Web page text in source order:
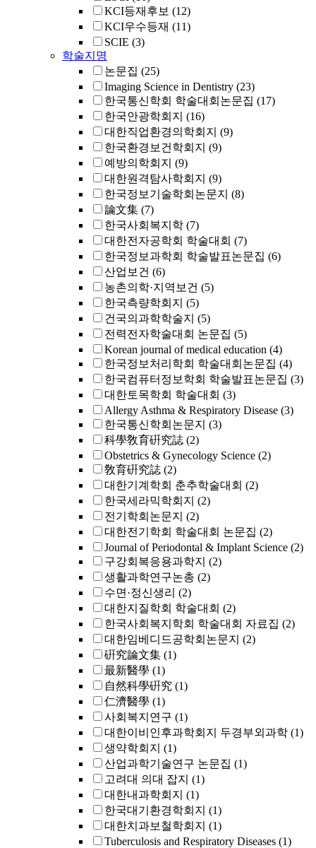
KCI등재후보 (12)
KCI우수등재 (11)
SCIE (3)
학술지명
논문집 (25)
Imaging Science in Dentistry (23)
한국통신학회 학술대회논문집 (17)
한국안광학회지 (16)
대한직업환경의학회지 (9)
한국환경보건학회지 (9)
예방의학회지 (9)
대한원격탐사학회지 (9)
한국정보기술학회논문지 (8)
論文集 (7)
한국사회복지학 (7)
대한전자공학회 학술대회 (7)
한국정보과학회 학술발표논문집 (6)
산업보건 (6)
농촌의학·지역보건 (5)
한국측량학회지 (5)
건국의과학학술지 (5)
전력전자학술대회 논문집 (5)
Korean journal of medical education (4)
한국정보처리학회 학술대회논문집 (4)
한국컴퓨터정보학회 학술발표논문집 (3)
대한토목학회 학술대회 (3)
Allergy Asthma & Respiratory Disease (3)
한국통신학회논문지 (3)
科學敎育硏究誌 (2)
Obstetrics & Gynecology Science (2)
敎育硏究誌 (2)
대한기계학회 춘추학술대회 (2)
한국세라믹학회지 (2)
전기학회논문지 (2)
대한전기학회 학술대회 논문집 (2)
Journal of Periodontal & Implant Science (2)
구강회복응용과학지 (2)
생활과학연구논총 (2)
수면·정신생리 (2)
대한지질학회 학술대회 (2)
한국사회복지학회 학술대회 자료집 (2)
대한임베디드공학회논문지 (2)
硏究論文集 (1)
最新醫學 (1)
自然科學硏究 (1)
仁濟醫學 (1)
사회복지연구 (1)
대한이비인후과학회지 두경부외과학 (1)
생약학회지 (1)
산업과학기술연구 논문집 (1)
고려대 의대 잡지 (1)
대한내과학회지 (1)
한국대기환경학회지 (1)
대한치과보철학회지 (1)
Tuberculosis and Respiratory Diseases (1)